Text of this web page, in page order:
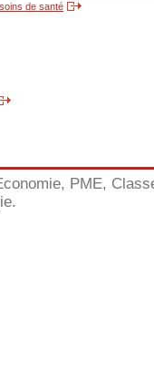
de santé
PME,